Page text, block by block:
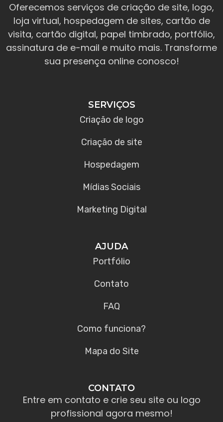
Oferecemos serviços de criação de site, logo,
loja virtual, hospedagem de sites, cartão de
visita, cartão digital, papel timbrado, portfólio,
assinatura de e-mail e muito mais. Transforme
sua presença online conosco!
SERVIÇOS
Criação de logo
Criação de site
Hospedagem
Mídias Sociais
Marketing Digital
AJUDA
Portfólio
Contato
FAQ
Como funciona?
Mapa do Site
CONTATO
Entre em contato e crie seu site ou logo
profissional agora mesmo!